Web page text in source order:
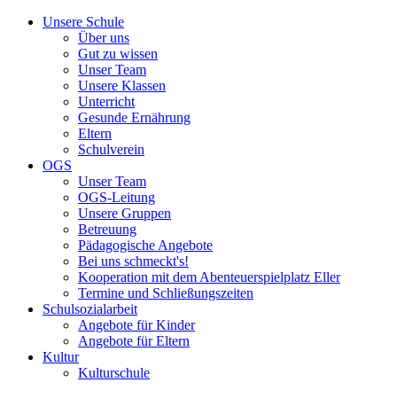
Unsere Schule
Über uns
Gut zu wissen
Unser Team
Unsere Klassen
Unterricht
Gesunde Ernährung
Eltern
Schulverein
OGS
Unser Team
OGS-Leitung
Unsere Gruppen
Betreuung
Pädagogische Angebote
Bei uns schmeckt's!
Kooperation mit dem Abenteuerspielplatz Eller
Termine und Schließungszeiten
Schulsozialarbeit
Angebote für Kinder
Angebote für Eltern
Kultur
Kulturschule